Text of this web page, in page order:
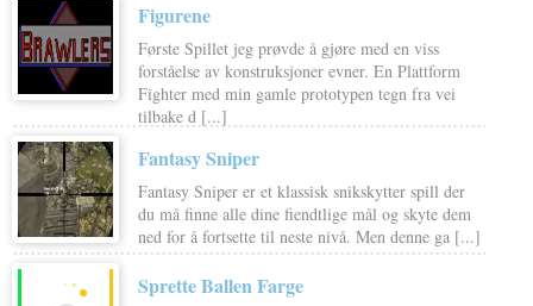
Figurene
Første Spillet jeg prøvde å gjøre med en viss
forståelse av konstruksjoner evner. En Plattform
Fighter med min gamle prototypen tegn fra vei
tilbake d [...]
Fantasy Sniper
Fantasy Sniper er et klassisk snikskytter spill der
du må finne alle dine fiendtlige mål og skyte dem
ned for å fortsette til neste nivå. Men denne ga [...]
Sprette Ballen Farge